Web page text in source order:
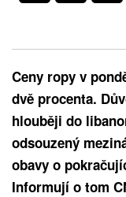
Ceny ropy v
dvě procenta.
hlouběji do
odsouzený
obavy o
Informují o tom